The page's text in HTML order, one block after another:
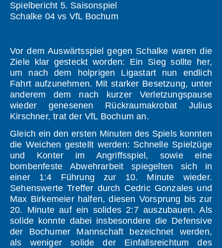
Spielbericht 5. Saisonspiel
Schalke 04 vs VfL Bochum
Vor dem Auswärtsspiel gegen Schalke waren die
Ziele klar gesteckt worden: Ein Sieg sollte her,
um nach dem holprigen Ligastart nun endlich
Fahrt aufzunehmen. Mit starker Besetzung, unter
anderem dem nach kurzer Verletzungspause
wieder genesenen Rückraumakrobat Julius
Kirschner, trat der VfL Bochum an.
Gleich ein den ersten Minuten des Spiels konnten
die Weichen gestellt werden: Schnelle Spielzüge
und Konter im Angriffsspiel, sowie eine
bombenfeste Abwehrarbeit spiegelten sich in
einer 1:4 Führung zur 10. Minute wieder.
Sehenswerte Treffer durch Cedric Gonzales und
Max Birkemeier halfen, diesen Vorsprung bis zur
20. Minute auf ein solides 2:7 auszubauen. Als
solide konnte dabei insbesondere die Defensive
der Bochumer Mannschaft bezeichnet werden,
als weniger solide der Einfallsreichtum des